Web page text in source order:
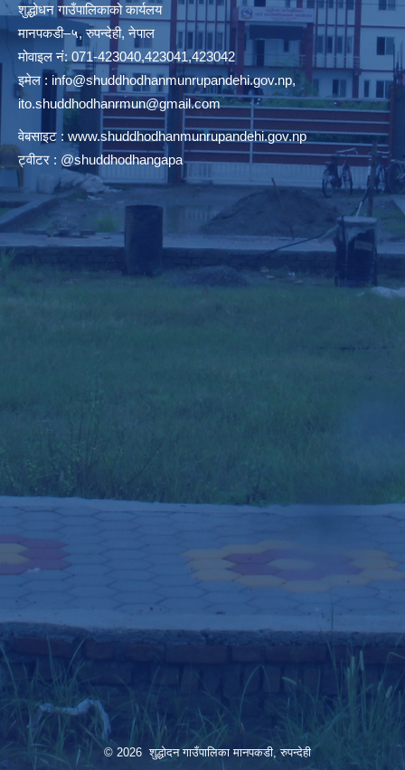
शुद्धोधन गाउँपालिकाको कार्यलय
मानपकडी–५, रुपन्देही, नेपाल
मोवाइल नं: 071-423040,423041,423042
इमेल : info@shuddhodhanmunrupandehi.gov.np,
ito.shuddhodhanrmun@gmail.com
वेबसाइट : www.shuddhodhanmunrupandehi.gov.np
ट्वीटर : @shuddhodhangapa
© 2026 शुद्धोदन गाउँपालिका मानपकडी, रुपन्देही